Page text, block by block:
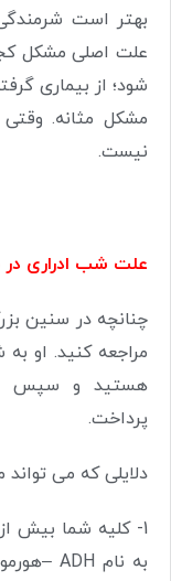
بهتر است
علت اصلی مشکل
شود؛ از بیماری
مشکل مثانه.
نیست.
علت شب ادراری در
چنانچه در سنین
مراجعه کنید. او
هستید و سپس
پرداخت.
دلایلی که می تواند
1- کلیه شما بیش
به نام ADH